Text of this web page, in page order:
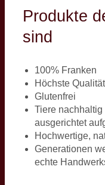
Produkte
sind
100% Franken
Höchste Qualität
Glutenfrei
Tiere nachhaltig
ausgerichtet
Hochwertige,
Generationen
echte